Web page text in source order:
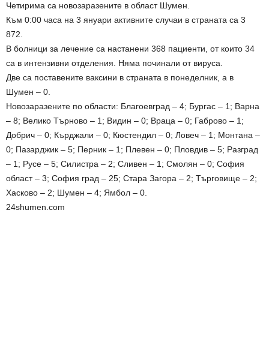
Четирима са новозаразените в област Шумен.
Към 0:00 часа на 3 януари активните случаи в страната са 3
872.
В болници за лечение са настанени 368 пациенти, от които 34
са в интензивни отделения. Няма починали от вируса.
Две са поставените ваксини в страната в понеделник, а в
Шумен – 0.
Новозаразените по области: Благоевград – 4; Бургас – 1; Варна
– 8; Велико Търново – 1; Видин – 0; Враца – 0; Габрово – 1;
Добрич – 0; Кърджали – 0; Кюстендил – 0; Ловеч – 1; Монтана –
0; Пазарджик – 5; Перник – 1; Плевен – 0; Пловдив – 5; Разград
– 1; Русе – 5; Силистра – 2; Сливен – 1; Смолян – 0; София
област – 3; София град – 25; Стара Загора – 2; Търговище – 2;
Хасково – 2; Шумен – 4; Ямбол – 0.
24shumen.com